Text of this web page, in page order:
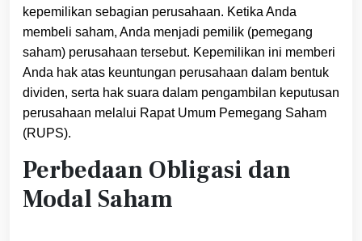
kepemilikan sebagian perusahaan. Ketika Anda
membeli saham, Anda menjadi pemilik (pemegang
saham) perusahaan tersebut. Kepemilikan ini memberi
Anda hak atas keuntungan perusahaan dalam bentuk
dividen, serta hak suara dalam pengambilan keputusan
perusahaan melalui Rapat Umum Pemegang Saham
(RUPS).
Perbedaan Obligasi dan
Modal Saham